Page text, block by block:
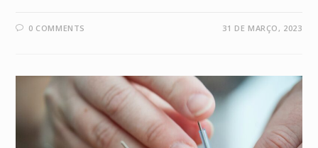
0 COMMENTS 31 DE MARÇO, 2023